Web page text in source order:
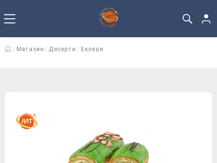
Магазин Десерти Еклери